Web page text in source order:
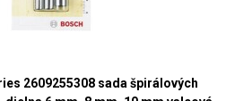
2609255308 sada špirálových